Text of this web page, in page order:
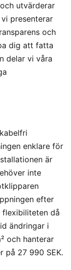
utvärderar
presenterar
och
dig att fatta
delar vi våra
enklare för
är
inte
efter
flexibiliteten då
ändringar i
och hanterar
på 27 990 SEK.